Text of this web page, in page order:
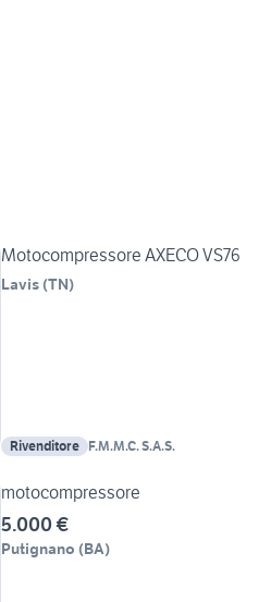
Motocompressore AXECO VS76
Lavis (TN)
Rivenditore F.M.M.C. S.A.S.
motocompressore
5.000 €
Putignano (BA)